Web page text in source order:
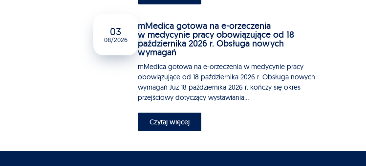
03
08/2026
mMedica gotowa na e-orzeczenia
w medycynie pracy obowiązujące od 18
października 2026 r. Obsługa nowych
wymagań
mMedica gotowa na e-orzeczenia w medycynie pracy
obowiązujące od 18 października 2026 r. Obsługa nowych
wymagań Już 18 października 2026 r. kończy się okres
przejściowy dotyczący wystawiania...
Czytaj więcej